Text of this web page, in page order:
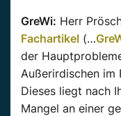
GreWi: Herr
Fachartikel (…
der
Außerirdischen im
Dieses liegt nach
Mangel an einer